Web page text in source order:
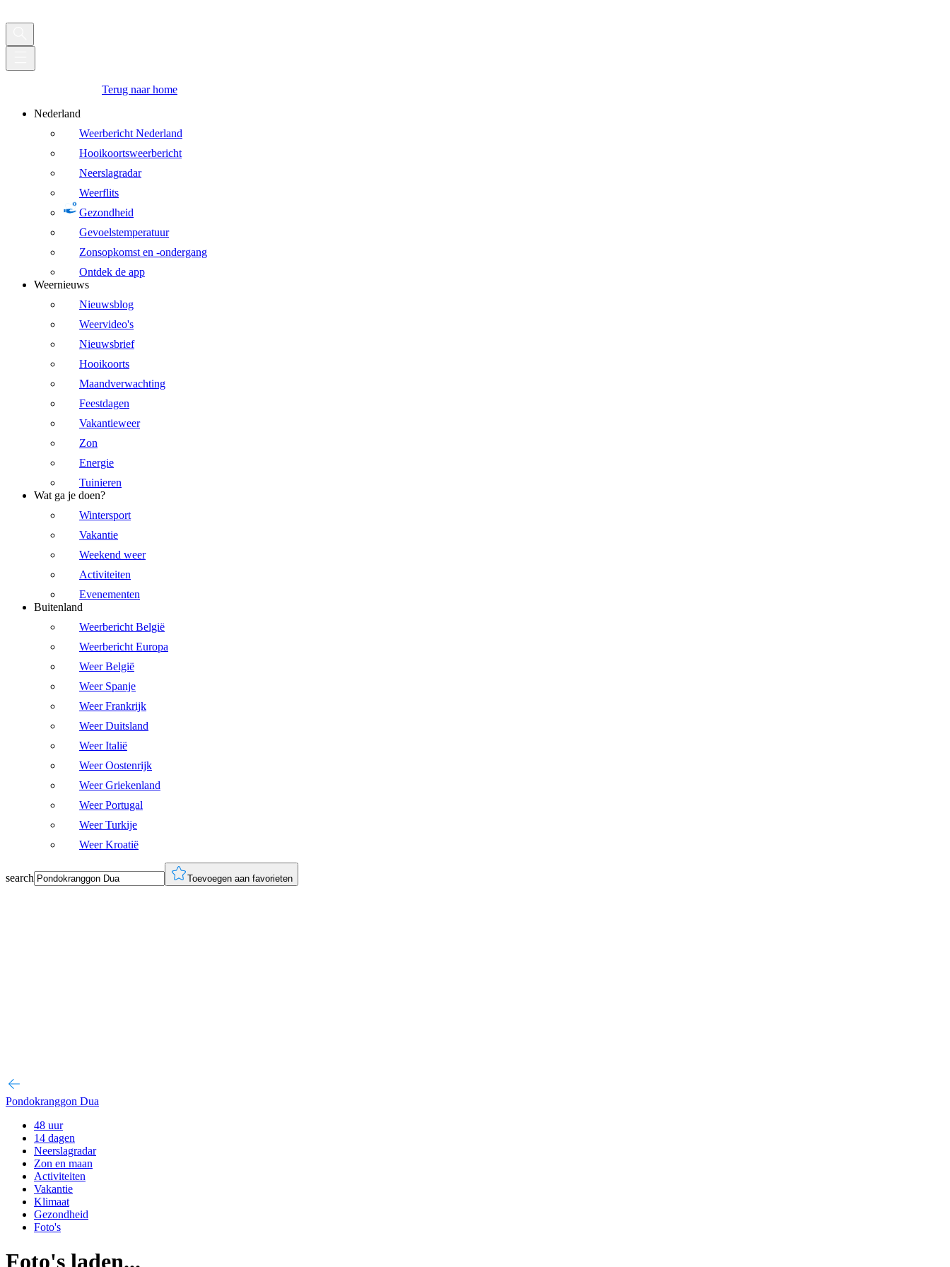
Terug naar home
Nederland
Weerbericht Nederland
Hooikoortsweerbericht
Neerslagradar
Weerflits
Gezondheid
Gevoelstemperatuur
Zonsopkomst en -ondergang
Ontdek de app
Weernieuws
Nieuwsblog
Weervideo's
Nieuwsbrief
Hooikoorts
Maandverwachting
Feestdagen
Vakantieweer
Zon
Energie
Tuinieren
Wat ga je doen?
Wintersport
Vakantie
Weekend weer
Activiteiten
Evenementen
Buitenland
Weerbericht België
Weerbericht Europa
Weer België
Weer Spanje
Weer Frankrijk
Weer Duitsland
Weer Italië
Weer Oostenrijk
Weer Griekenland
Weer Portugal
Weer Turkije
Weer Kroatië
search Toevoegen aan favorieten
Pondokranggon Dua
48 uur
14 dagen
Neerslagradar
Zon en maan
Activiteiten
Vakantie
Klimaat
Gezondheid
Foto's
Foto's laden...